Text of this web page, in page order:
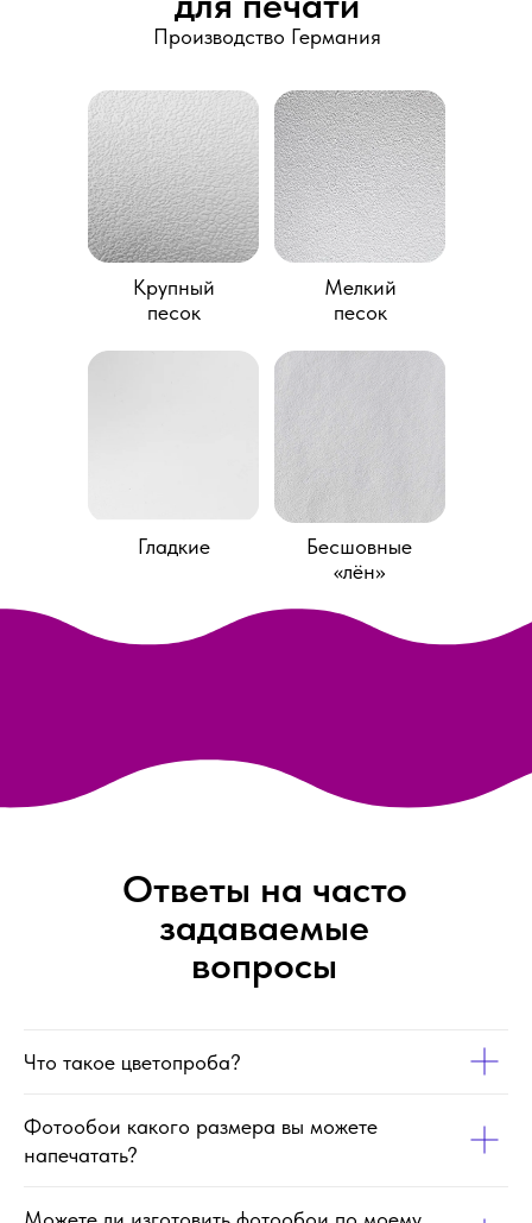
Производство Германия
Крупный
песок
Мелкий
песок
Гладкие
Бесшовные
«лён»
Ответы на часто
задаваемые
вопросы
Что такое цветопроба?
Фотообои какого размера вы можете
напечатать?